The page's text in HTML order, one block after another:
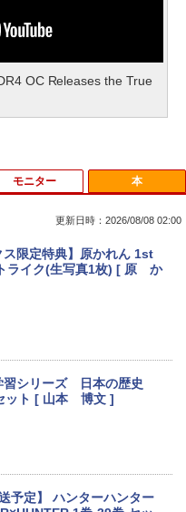
OC Releases the True
] ノートパソコン Window
250 G7 第七世代 Core-i3
15.6インチ 無線
USB3.0 SDカード ノー
SSD256GB 15インチ フル
Home WEBカメラ 無線
DVDマルチ P75F 1年保証
モニター
LED液晶モニター 23.8
ブラック 1920×1080 （フ
パネル 非光沢 ノングレ
対応 スイッチ 【中古】
】Xiaomi Monitor A24i 20
＜1 低ブルーライト 大
目にやさしい 調整可能な
本
更新日時：2026/08/08 02:00
ス限定特典】原かれん 1st
ライク(生写真1枚) [ 原 か
習シリーズ 日本の歴史
ット [ 山本 博文 ]
予定】 ハンターハンター